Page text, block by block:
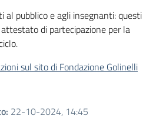
al pubblico e agli insegnanti: questi
di partecipazione per la
sul sito di Fondazione Golinelli
: 22-10-2024, 14:45